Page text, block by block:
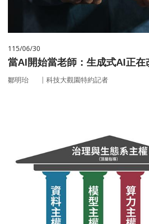
115/06/30
當AI開始當老師：生成式AI正在
鄒明珆 ｜ 科技大觀園特約記者